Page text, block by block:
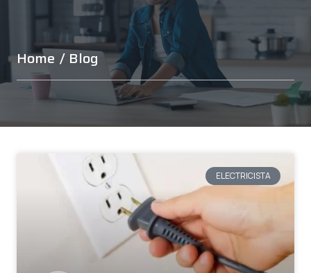
Home / Blog
ELECTRICISTA